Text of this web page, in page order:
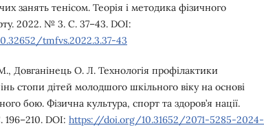
занять тенісом. Теорія і методика фізичного
2022. № 3. С. 37–43. DOI:
tmfvs.2022.3.37-43
Довганінець О. Л. Технологія профілактики
стопи дітей молодшого шкільного віку на основі
бою. Фізична культура, спорт та здоров’я нації.
DOI: https://doi.org/10.31652/2071-5285-2024-